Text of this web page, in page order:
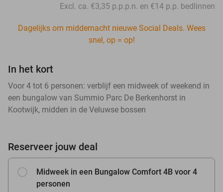
Excl. ca. €3,35 p.p.p.n. en €14 p.p. bedlinnen
Dagelijks om middernacht nieuwe Social Deals. Wees
snel, op = op!
In het kort
Voor 4 tot 6 personen: verblijf een midweek of weekend in
een bungalow van Summio Parc De Berkenhorst in
Kootwijk, midden in de Veluwse bossen
Reserveer jouw deal
Midweek in een Bungalow Comfort 4B voor 4
personen